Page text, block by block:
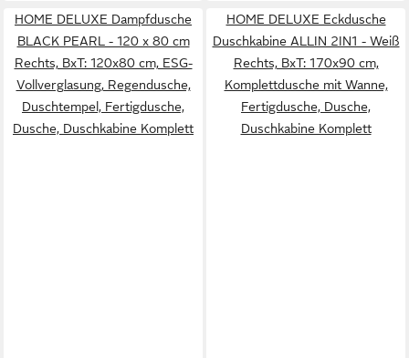
HOME DELUXE Dampfdusche
BLACK PEARL - 120 x 80 cm
Rechts, BxT: 120x80 cm, ESG-
Vollverglasung, Regendusche,
Duschtempel, Fertigdusche,
Dusche, Duschkabine Komplett
HOME DELUXE Eckdusche
Duschkabine ALLIN 2IN1 - Weiß
Rechts, BxT: 170x90 cm,
Komplettdusche mit Wanne,
Fertigdusche, Dusche,
Duschkabine Komplett